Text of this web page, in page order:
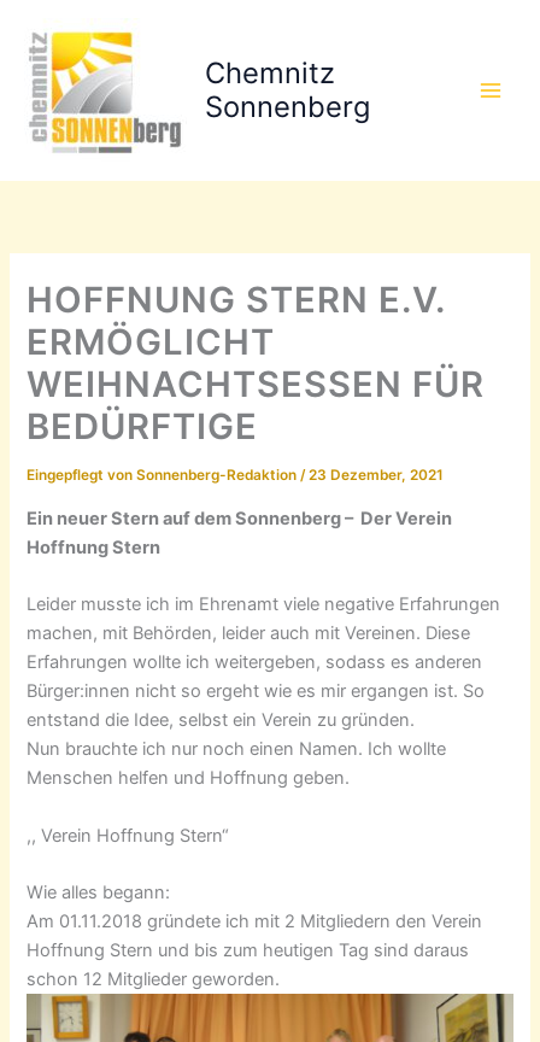
Inhalt
springen
Chemnitz
Sonnenberg
HOFFNUNG STERN E.V.
ERMÖGLICHT
WEIHNACHTSESSEN FÜR
BEDÜRFTIGE
Eingepflegt von Sonnenberg-Redaktion/23 Dezember, 2021
Ein neuer Stern auf dem Sonnenberg – Der Verein
Hoffnung Stern
Leider musste ich im Ehrenamt viele negative Erfahrungen
machen, mit Behörden, leider auch mit Vereinen. Diese
Erfahrungen wollte ich weitergeben, sodass es anderen
Bürger:innen nicht so ergeht wie es mir ergangen ist. So
entstand die Idee, selbst ein Verein zu gründen.
Nun brauchte ich nur noch einen Namen. Ich wollte
Menschen helfen und Hoffnung geben.
,, Verein Hoffnung Stern“
Wie alles begann:
Am 01.11.2018 gründete ich mit 2 Mitgliedern den Verein
Hoffnung Stern und bis zum heutigen Tag sind daraus
schon 12 Mitglieder geworden.